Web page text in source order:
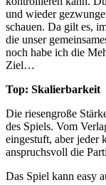
und wieder
schauen. Da gilt es,
die unser
noch habe ich die
Ziel…
Top: Skalierbarkeit
Die riesengroße
des Spiels. Vom
eingestuft, aber jeder
anspruchsvoll die
Das Spiel kann easy